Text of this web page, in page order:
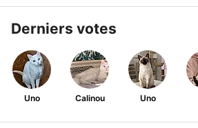
Derniers votes
Uno Calinou Uno